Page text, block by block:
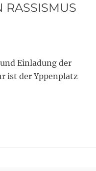
RASSISMUS
Einladung der
ist der Yppenplatz